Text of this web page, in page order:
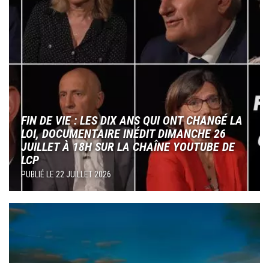
FIN DE VIE : LES DIX ANS QUI ONT CHANGÉ LA
LOI, DOCUMENTAIRE INÉDIT DIMANCHE 26
JUILLET À 18H SUR LA CHAÎNE YOUTUBE DE
LCP
PUBLIÉ LE 22 JUILLET 2026
Image